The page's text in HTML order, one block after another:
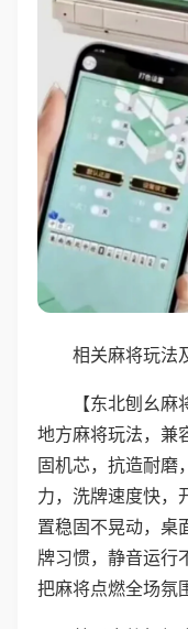
相关麻将玩法
【东北刨幺
地方麻将玩法，兼
固机芯，抗造耐磨
力，洗牌速度快，
置稳固不晃动，桌
牌习惯，静音运行
把麻将点燃全场氛